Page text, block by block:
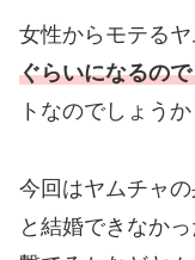
女性からモテるヤ
ぐらいになるの
トなのでしょうか
今回はヤムチャ
と結婚できなか